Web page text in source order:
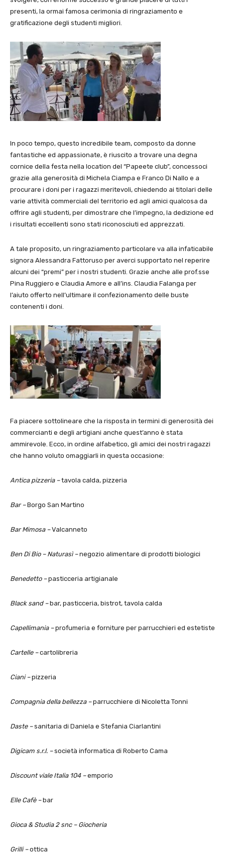
presenti, la ormai famosa cerimonia di ringraziamento e
gratificazione degli studenti migliori.
In poco tempo, questo incredibile team, composto da donne
fantastiche ed appassionate, è riuscito a trovare una degna
cornice della festa nella location del “Papeete club”, concessoci
grazie alla generosità di Michela Ciampa e Franco Di Nallo e a
procurare i doni per i ragazzi meritevoli, chiedendo ai titolari delle
varie attività commerciali del territorio ed agli amici qualcosa da
offrire agli studenti, per dimostrare che l’impegno, la dedizione ed
i risultati eccellenti sono stati riconosciuti ed apprezzati.
A tale proposito, un ringraziamento particolare va alla infaticabile
signora Alessandra Fattoruso per averci supportato nel reperire
alcuni dei “premi” per i nostri studenti. Grazie anche alle prof.sse
Pina Ruggiero e Claudia Amore e all’ins. Claudia Falanga per
l’aiuto offerto nell’ultimare il confezionamento delle buste
contenenti i doni.
Fa piacere sottolineare che la risposta in termini di generosità dei
commercianti e degli artigiani anche quest’anno è stata
ammirevole. Ecco, in ordine alfabetico, gli amici dei nostri ragazzi
che hanno voluto omaggiarli in questa occasione:
Antica pizzeria –tavola calda, pizzeria
Bar –Borgo San Martino
Bar Mimosa –Valcanneto
Ben Di Bio – Naturasì –negozio alimentare di prodotti biologici
Benedetto –pasticceria artigianale
Black sand –bar, pasticceria, bistrot, tavola calda
Capellimania –profumeria e forniture per parrucchieri ed estetiste
Cartelle –cartolibreria
Ciani –pizzeria
Compagnia della bellezza –parrucchiere di Nicoletta Tonni
Daste –sanitaria di Daniela e Stefania Ciarlantini
Digicam s.r.l. –società informatica di Roberto Cama
Discount viale Italia 104 –emporio
Elle Cafè –bar
Gioca & Studia 2 snc – Giocheria
Grilli –ottica